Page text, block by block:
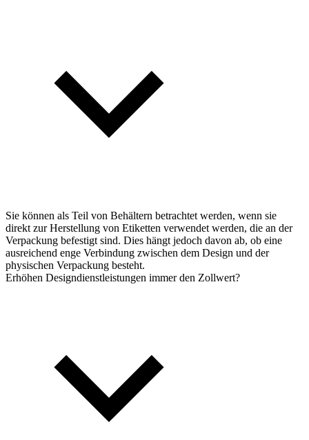
Sie können als Teil von Behältern betrachtet werden, wenn sie
direkt zur Herstellung von Etiketten verwendet werden, die an der
Verpackung befestigt sind. Dies hängt jedoch davon ab, ob eine
ausreichend enge Verbindung zwischen dem Design und der
physischen Verpackung besteht.
Erhöhen Designdienstleistungen immer den Zollwert?